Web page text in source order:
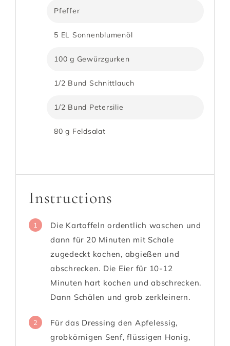
Pfeffer
5 EL Sonnenblumenöl
100 g Gewürzgurken
1/2 Bund Schnittlauch
1/2 Bund Petersilie
80 g Feldsalat
Instructions
1
Die Kartoffeln ordentlich waschen und
dann für 20 Minuten mit Schale
zugedeckt kochen, abgießen und
abschrecken. Die Eier für 10-12
Minuten hart kochen und abschrecken.
Dann Schälen und grob zerkleinern.
2
Für das Dressing den Apfelessig,
grobkörnigen Senf, flüssigen Honig,